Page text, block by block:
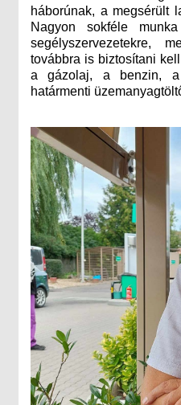
háborúnak, a megsérült
Nagyon sokféle
segélyszervezetekre,
továbbra is biztosítani
a gázolaj, a benzin,
határmenti